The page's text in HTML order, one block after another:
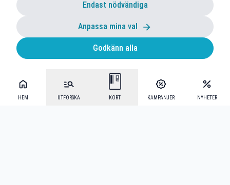
HEM UTFORSKA KORT KAMPANJER NYHETER
Endast nödvändiga
Anpassa mina val
Godkänn alla